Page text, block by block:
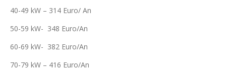
40-49 kW – 314 Euro/ An
50-59 kW- 348 Euro/An
60-69 kW- 382 Euro/An
70-79 kW – 416 Euro/An